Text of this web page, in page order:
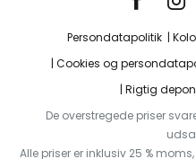
Persondatapolitik
Cookies og
Rigtig
De overstregede priser
Alle priser er inklusiv 25 %